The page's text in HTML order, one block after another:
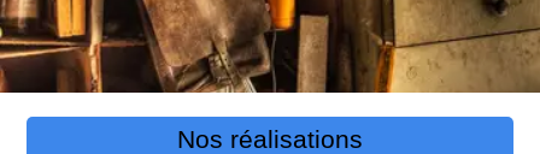
Nos réalisations